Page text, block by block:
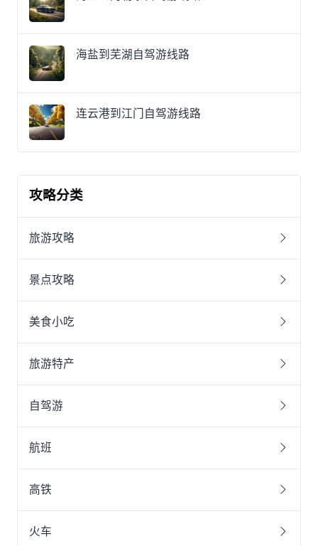
海盐到芜湖自驾游线路
连云港到江门自驾游线路
攻略分类
旅游攻略
景点攻略
美食小吃
旅游特产
自驾游
航班
高铁
火车